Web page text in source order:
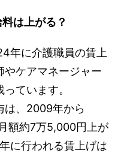
は上がる？
年に介護職員の賃上
やケアマネージャー
ています。
は、2009年から
額約7万5,000円上が
に行われる賃上げは